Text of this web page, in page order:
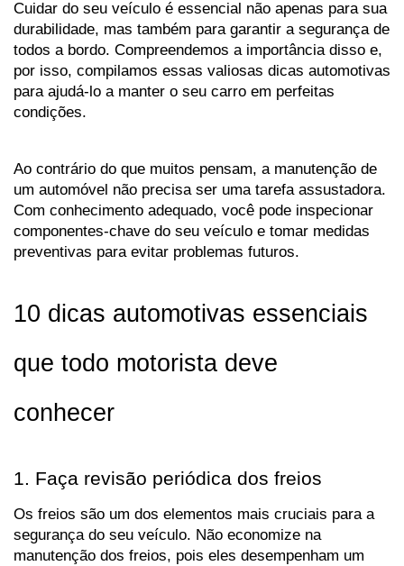
Cuidar do seu veículo é essencial não apenas para sua
durabilidade, mas também para garantir a segurança de
todos a bordo. Compreendemos a importância disso e,
por isso, compilamos essas valiosas dicas automotivas
para ajudá-lo a manter o seu carro em perfeitas
condições.
Ao contrário do que muitos pensam, a manutenção de
um automóvel não precisa ser uma tarefa assustadora.
Com conhecimento adequado, você pode inspecionar
componentes-chave do seu veículo e tomar medidas
preventivas para evitar problemas futuros.
10 dicas automotivas essenciais
que todo motorista deve
conhecer
1. Faça revisão periódica dos freios
Os freios são um dos elementos mais cruciais para a
segurança do seu veículo. Não economize na
manutenção dos freios, pois eles desempenham um